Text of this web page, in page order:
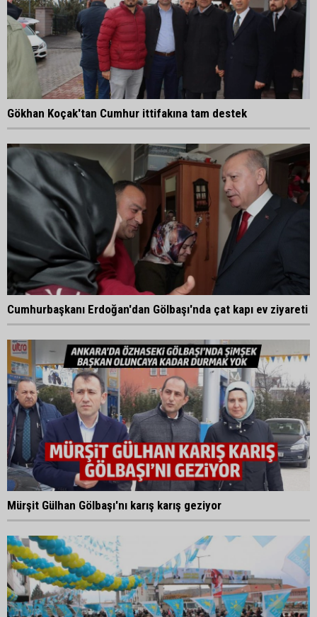
Gökhan Koçak'tan Cumhur ittifakına tam destek
Cumhurbaşkanı Erdoğan'dan Gölbaşı'nda çat kapı ev ziyareti
Mürşit Gülhan Gölbaşı'nı karış karış geziyor